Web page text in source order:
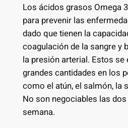
Los ácidos grasos Omega
para prevenir las
dado que tienen la
coagulación de la sangre y
la presión arterial. Estos se
grandes cantidades en los
como el atún, el salmón, la
No son negociables las
semana.